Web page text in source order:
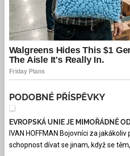
PODOBNÉ PŘÍSPĚVKY
EVROPSKÁ UNIE JE MIMOŘÁDNĚ
IVAN HOFFMAN Bojovníci za
schopnost dívat se jinam, když se